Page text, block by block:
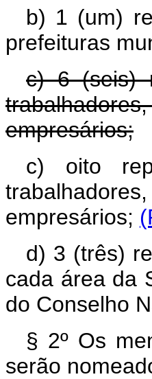
b) 1 (um)
prefeituras
c) 6 (seis)
empresários;
c) oito
empresários;
d) 3 (três)
cada área da
do Conselho
§ 2º Os
serão